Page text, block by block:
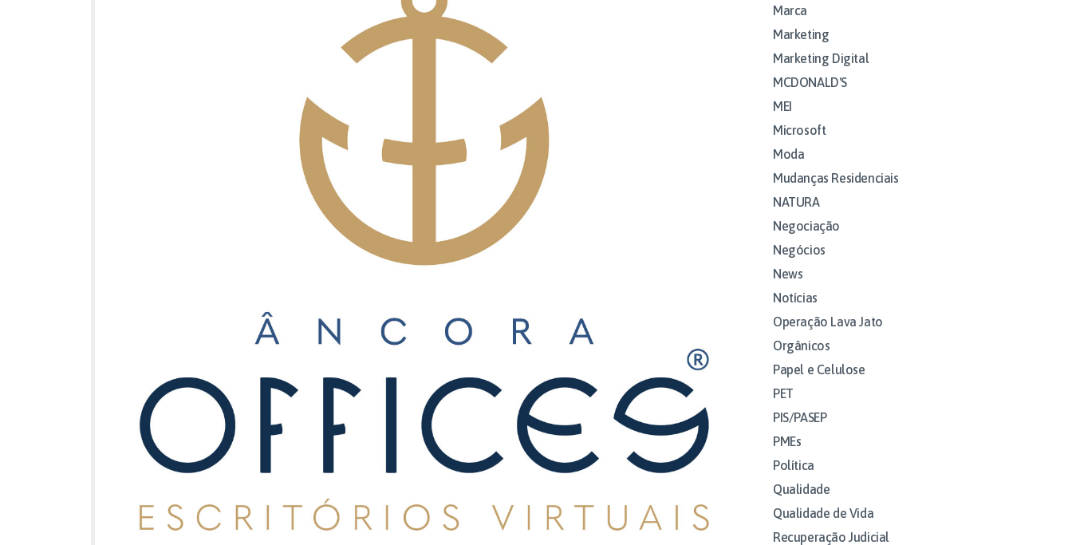
Marca
Marketing
Marketing Digital
MCDONALD'S
MEI
Microsoft
Moda
Mudanças Residenciais
NATURA
Negociação
Negócios
News
Notícias
Operação Lava Jato
Orgânicos
Papel e Celulose
PET
PIS/PASEP
PMEs
Política
Qualidade
Qualidade de Vida
Recuperação Judicial